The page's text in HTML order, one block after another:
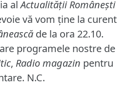
alActualităţii Româneşti
vă vom ţine la curent
de la ora 22.10.
programele nostre de
, Radio magazin pentru
N.C.